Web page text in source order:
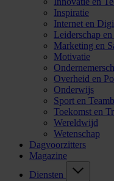
Inspiratie
Internet en
Leiderschap
Marketing en
Motivatie
Overheid en
Onderwijs
Sport en
Toekomst en
Wereldwijd
Wetenschap
Dagvoorzitters
Magazine
Diensten